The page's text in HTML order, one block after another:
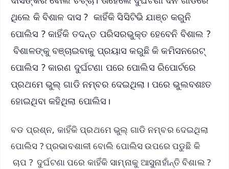
ଥିଲେ କି ବିଶାଳ ଦାସ ? କାହିଁକି ସିସିଟିଭି ଯାଞ୍ଚ କରୁନି
ପୋଲିସ ? କାହିଁକି ତଦନ୍ତ ପରିସରଭୁକ୍ତ ହେବେନି ବିଶାଲ ?
ବିଶାଳଙ୍କୁ ବଞ୍ଚାଇବାକୁ ପ୍ରୟାସ କରୁଛି କି କମିସନରେଟ୍
ପୋଲିସ ? କାରଣ ଦୁର୍ଘଟଣା ପରେ ପୋଲିସ ରିପୋର୍ଟରେ
ପ୍ରଥମେ ଭୁଲ୍ ଗାଡି ନମ୍ବର ଦେଇଥିଲା। ପରେ ଭୁଲବଶଃତ
ହୋଇଥିବା କହିଥିଲା ପୋଲିସ।
ବଡ ପ୍ରଶ୍ନ, କାହିଁକି ପ୍ରଥମେ ଭୁଲ୍ ଗାଡି ନମ୍ବର ଦେଇଥିଲା
ପୋଲିସ ? ପ୍ରଭାବଶାଳୀ ବୋଲି ପୋଲିସ ଉପରେ ପଡୁଛି କି
ଚାପ ? ଦୁର୍ଘଟଣା ପରେ କାହିଁକି ସାମ୍ନାକୁ ଆସୁନାହାଁନ୍ତି ବିଶାଲ ?